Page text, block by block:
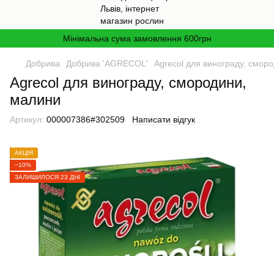
Мінімальна сума замовлення 600грн
Добрива Добрива 'AGRECOL' Agrecol для винограду,
Agrecol для винограду, смородини,
малини
Артикул: 000007386#302509 Написати відгук
АКЦІЯ
−10%
ЗАЛИШИЛОСЯ 23 ДНІ